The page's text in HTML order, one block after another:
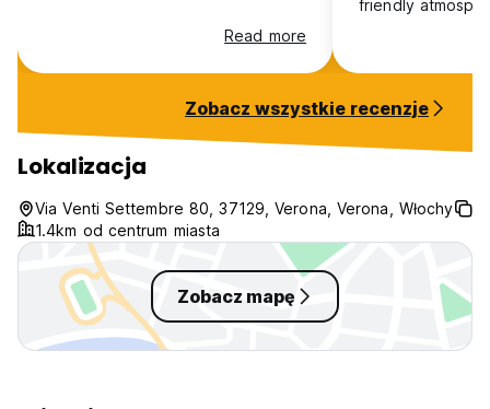
Read more
friendly
Verona, and I'd
Zobacz wszystkie recenzje
Lokalizacja
Via Venti Settembre 80, 37129, Verona, Verona, Włochy
1.4km od centrum miasta
Zobacz mapę